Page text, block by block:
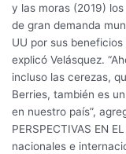
y las moras (2019)
de gran demanda
UU por sus
explicó Velásquez.
incluso las cerezas,
Berries, también es
en nuestro país”,
PERSPECTIVAS EN
nacionales e